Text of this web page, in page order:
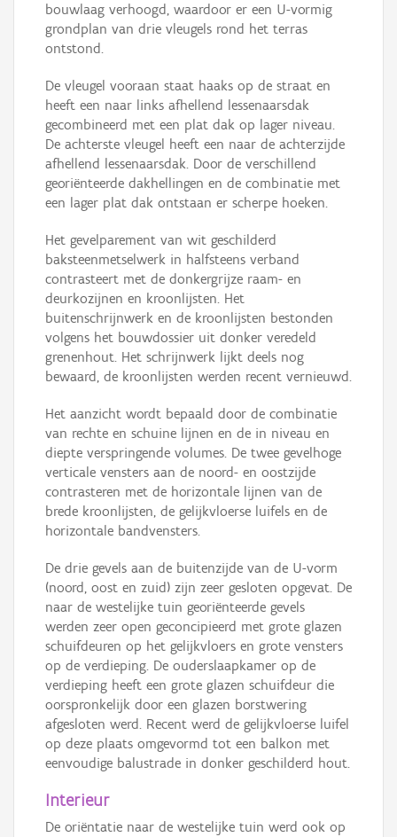
bouwlaag verhoogd, waardoor er een U-vormig
grondplan van drie vleugels rond het terras
ontstond.
De vleugel vooraan staat haaks op de straat en
heeft een naar links afhellend lessenaarsdak
gecombineerd met een plat dak op lager niveau.
De achterste vleugel heeft een naar de achterzijde
afhellend lessenaarsdak. Door de verschillend
georiënteerde dakhellingen en de combinatie met
een lager plat dak ontstaan er scherpe hoeken.
Het gevelparement van wit geschilderd
baksteenmetselwerk in halfsteens verband
contrasteert met de donkergrijze raam- en
deurkozijnen en kroonlijsten. Het
buitenschrijnwerk en de kroonlijsten bestonden
volgens het bouwdossier uit donker veredeld
grenenhout. Het schrijnwerk lijkt deels nog
bewaard, de kroonlijsten werden recent vernieuwd.
Het aanzicht wordt bepaald door de combinatie
van rechte en schuine lijnen en de in niveau en
diepte verspringende volumes. De twee gevelhoge
verticale vensters aan de noord- en oostzijde
contrasteren met de horizontale lijnen van de
brede kroonlijsten, de gelijkvloerse luifels en de
horizontale bandvensters.
De drie gevels aan de buitenzijde van de U-vorm
(noord, oost en zuid) zijn zeer gesloten opgevat. De
naar de westelijke tuin georiënteerde gevels
werden zeer open geconcipieerd met grote glazen
schuifdeuren op het gelijkvloers en grote vensters
op de verdieping. De ouderslaapkamer op de
verdieping heeft een grote glazen schuifdeur die
oorspronkelijk door een glazen borstwering
afgesloten werd. Recent werd de gelijkvloerse luifel
op deze plaats omgevormd tot een balkon met
eenvoudige balustrade in donker geschilderd hout.
Interieur
De oriëntatie naar de westelijke tuin werd ook op